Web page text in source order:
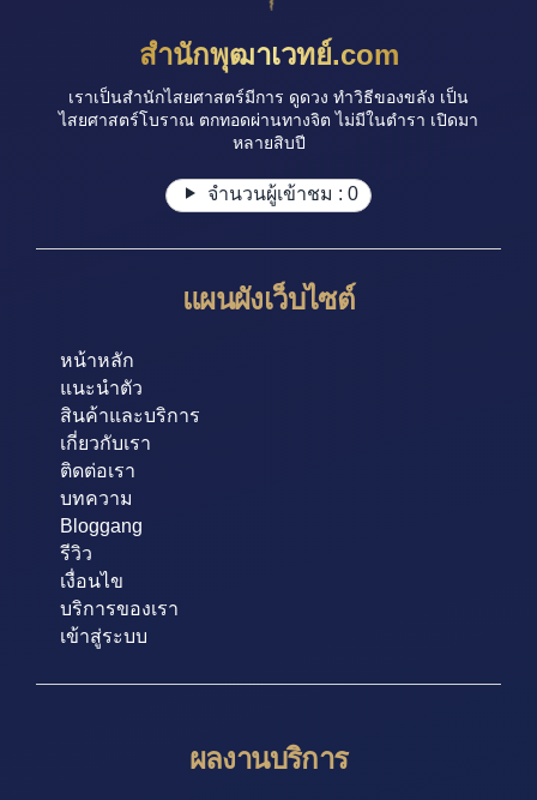
สำนักพุฒาเวทย์.com
เราเป็นสำนักไสยศาสตร์มีการ ดูดวง ทำวิธีของขลัง เป็น
ไสยศาสตร์โบราณ ตกทอดผ่านทางจิต ไม่มีในตำรา เปิดมา
หลายสิบปี
จำนวนผู้เข้าชม : 0
แผนผังเว็บไซต์
หน้าหลัก
แนะนำตัว
สินค้าและบริการ
เกี่ยวกับเรา
ติดต่อเรา
บทความ
Bloggang
รีวิว
เงื่อนไข
บริการของเรา
เข้าสู่ระบบ
ผลงานบริการ